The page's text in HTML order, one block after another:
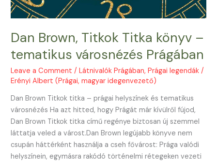
Dan Brown, Titkok Titka könyv –
tematikus városnézés Prágában
Leave a Comment /Látnivalók Prágában,Prágai legendák /
Erényi Albert (Prágai, magyar idegenvezető)
Dan Brown Titkok titka – prágai helyszínek és tematikus
városnézés Ha azt hitted, hogy Prágát már kívülről fújod,
Dan Brown Titkok titka című regénye biztosan új szemmel
láttatja veled a várost.Dan Brown legújabb könyve nem
csupán háttérként használja a cseh fővárost: Prága valódi
helyszínein, egymásra rakódó történelmi rétegeken vezeti